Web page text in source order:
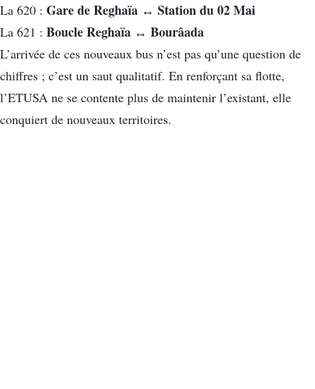
La 620 : Gare de Reghaïa ↔ Station du 02 Mai
La 621 : Boucle Reghaïa ↔ Bourâada
L’arrivée de ces nouveaux bus n’est pas qu’une question de
chiffres ; c’est un saut qualitatif. En renforçant sa flotte,
l’ETUSA ne se contente plus de maintenir l’existant, elle
conquiert de nouveaux territoires.